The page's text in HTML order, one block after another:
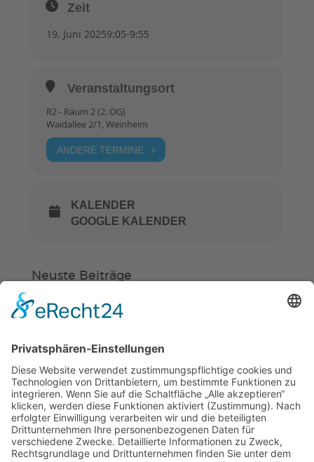
Zeit
19. Juni 20259:05-9:55
Veranstaltungsort
R2 - Raum 2 (2. OG)
Waidallee 2/1, Weinheim
ANDERE TERMINE
KALENDER
GOOGLE KALENDER
Neuste Beiträge
Verein
Schwimmabzeichen“
Sommercamps: Fußball, Tanz oder
Hockey